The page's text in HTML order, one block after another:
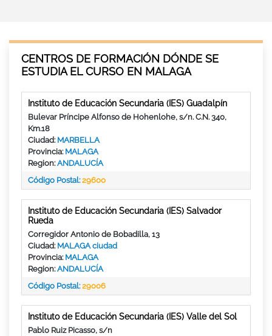
CENTROS DE FORMACIÓN DÓNDE SE
ESTUDIA EL CURSO EN MALAGA
Instituto de Educación Secundaria (IES) Guadalpín
Bulevar Príncipe Alfonso de Hohenlohe, s/n. C.N. 340,
Km.18
Ciudad: MARBELLA
Provincia: MALAGA
Region:ANDALUCÍA
Código Postal:29600
Instituto de Educación Secundaria (IES) Salvador
Rueda
Corregidor Antonio de Bobadilla, 13
Ciudad: MALAGA ciudad
Provincia: MALAGA
Region:ANDALUCÍA
Código Postal:29006
Instituto de Educación Secundaria (IES) Valle del Sol
Pablo Ruiz Picasso, s/n